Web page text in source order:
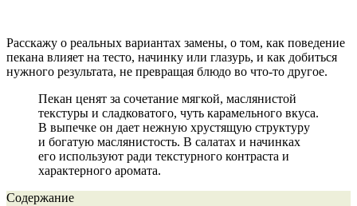
Расскажу о реальных вариантах замены, о том, как поведение
пекана влияет на тесто, начинку или глазурь, и как добиться
нужного результата, не превращая блюдо во что‑то другое.
Пекан ценят за сочетание мягкой, маслянистой
текстуры и сладковатого, чуть карамельного вкуса.
В выпечке он дает нежную хрустящую структуру
и богатую маслянистость. В салатах и начинках
его используют ради текстурного контраста и
характерного аромата.
Содержание